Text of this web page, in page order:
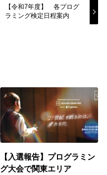
【令和7年度】 各プログ
ラミング検定日程案内
【入選報告】プログラミン
グ大会で関東エリア